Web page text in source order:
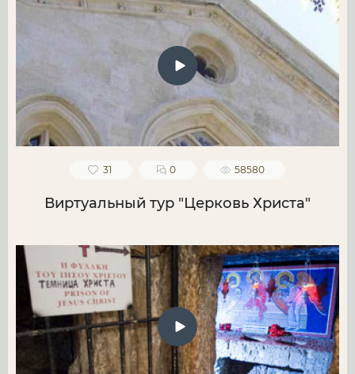
31 0 58580
Виртуальный тур "Церковь Христа"